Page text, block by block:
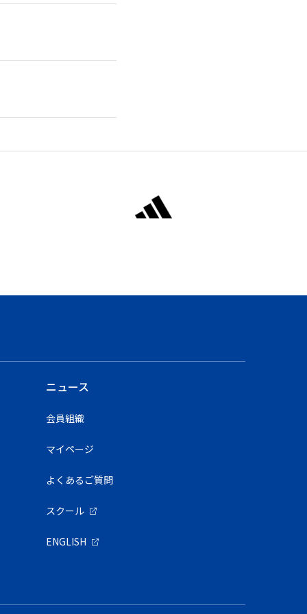
ニュース
会員組織
マイページ
よくあるご質問
スクール
ENGLISH